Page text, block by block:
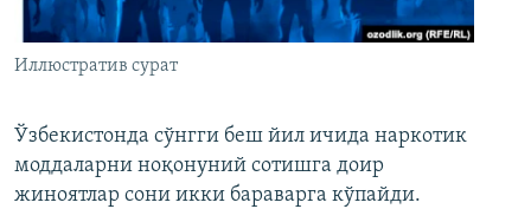
Иллюстратив сурат
Ўзбекистонда сўнгги беш йил ичида наркотик
моддаларни ноқонуний сотишга доир
жиноятлар сони икки бараварга кўпайди.